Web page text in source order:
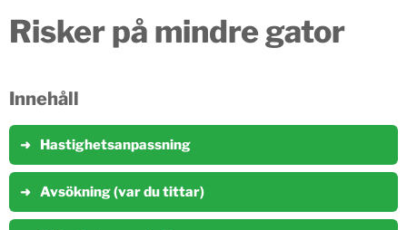
Risker på mindre gator
Innehåll
Hastighetsanpassning
Avsökning (var du tittar)